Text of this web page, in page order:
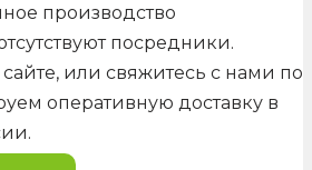
производство
посредники.
сайте, или свяжитесь с нами по
оперативную доставку в